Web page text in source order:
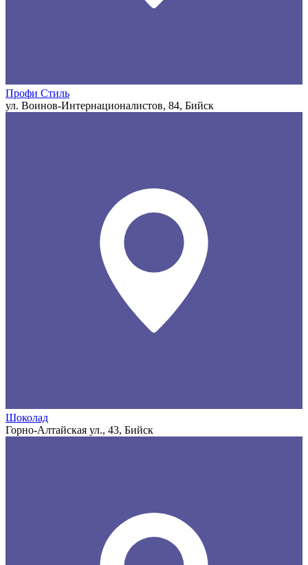
Профи Стиль
ул. Воинов-Интернационалистов, 84, Бийск
Шоколад
Горно-Алтайская ул., 43, Бийск